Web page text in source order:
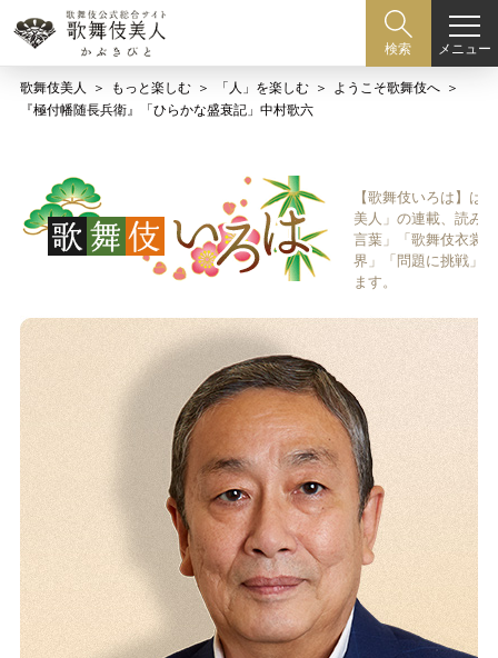
検索 メニュー
歌舞伎美人 もっと楽しむ 「人」を楽しむ
ようこそ歌舞伎へ
『極付幡随長兵衛』「ひらかな盛衰記」中村歌六
【歌舞伎いろは】は
美人」の連載、読み
言葉」「歌舞伎衣裳
界」「問題に挑戦」
ます。